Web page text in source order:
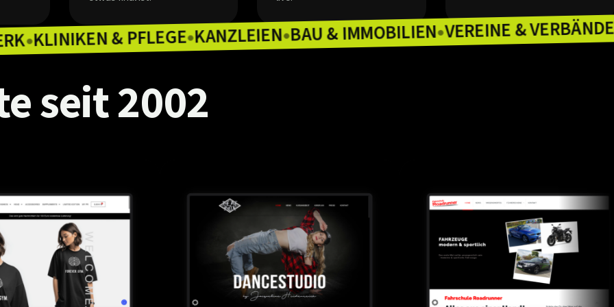
HANDWERK●KLINIKEN & PFLEGE●KANZLEIEN●BAU & IMMOBILIEN● VEREINE &
seit2002